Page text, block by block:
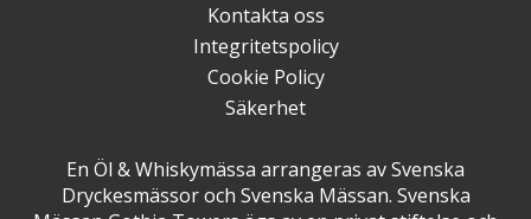
Kontakta oss
Integritetspolicy
Cookie Policy
Säkerhet
En Öl & Whiskymässa arrangeras av Svenska
Dryckesmässor och Svenska Mässan. Svenska